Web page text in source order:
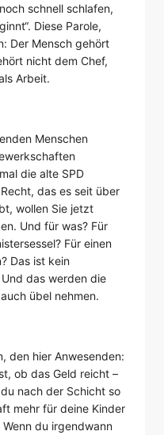
schnell schlafen,
Diese Parole,
Der Mensch gehört
nicht dem Chef,
Arbeit.
Menschen
die alte SPD
das es seit über
wollen Sie jetzt
Und für was? Für
Für einen
Das ist kein
das werden die
übel nehmen.
den hier Anwesenden:
ob das Geld reicht –
nach der Schicht so
mehr für deine Kinder
du irgendwann